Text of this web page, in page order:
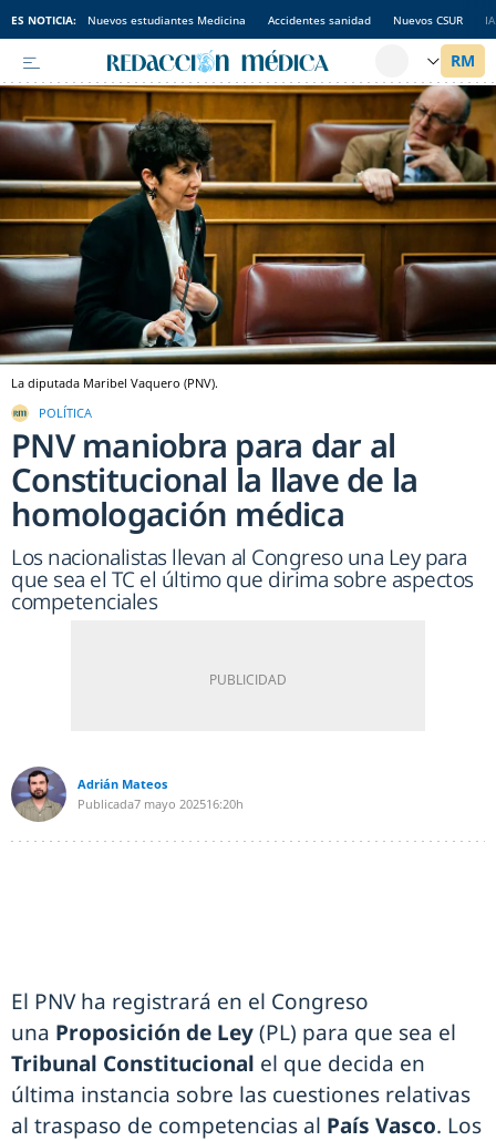
ES NOTICIA: Nuevos estudiantes Medicina Accidentes sanidad Nuevos CSUR
La diputada Maribel Vaquero (PNV).
POLÍTICA
PNV maniobra para dar al
Constitucional la llave de la
homologación médica
Los nacionalistas llevan al Congreso una Ley para
que sea el TC el último que dirima sobre aspectos
competenciales
Adrián Mateos
Publicada7 mayo 202516:20h
El PNV ha registrará en el Congreso
una Proposición de Ley(PL) para que sea el
Tribunal Constitucional el que decida en
última instancia sobre las cuestiones relativas
al traspaso de competencias al País Vasco. Los